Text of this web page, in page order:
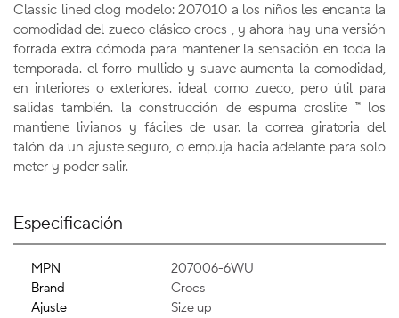
Classic lined clog modelo: 207010 a los niños les encanta la
comodidad del zueco clásico crocs , y ahora hay una versión
forrada extra cómoda para mantener la sensación en toda la
temporada. el forro mullido y suave aumenta la comodidad,
en interiores o exteriores. ideal como zueco, pero útil para
salidas también. la construcción de espuma croslite ™ los
mantiene livianos y fáciles de usar. la correa giratoria del
talón da un ajuste seguro, o empuja hacia adelante para solo
meter y poder salir.
Especificación
MPN
207006-6WU
Brand
Crocs
Ajuste
Size up